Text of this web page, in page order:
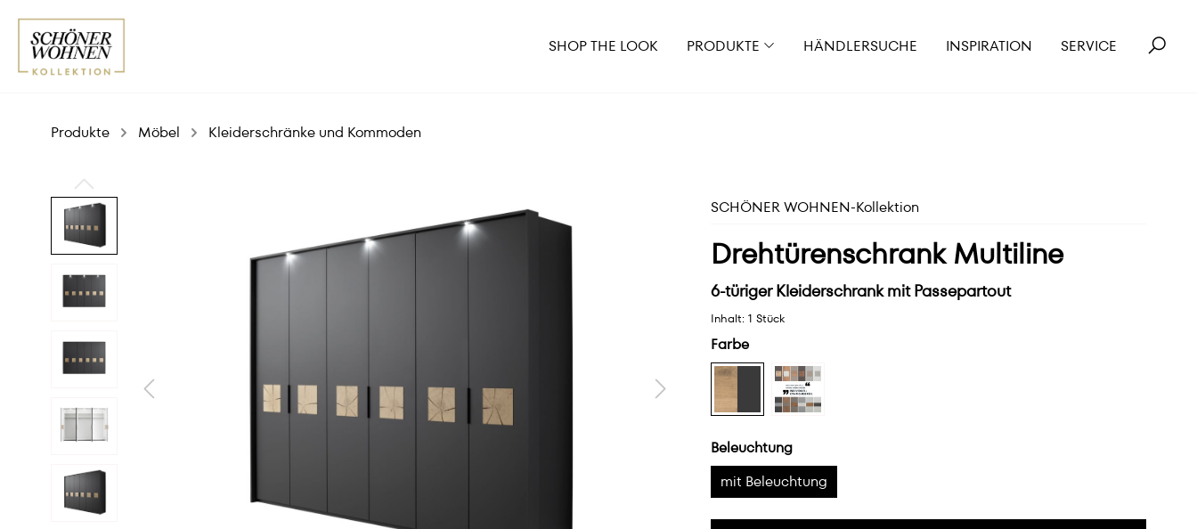
SHOP THE LOOK PRODUKTE HÄNDLERSUCHE INSPIRATION SERVICE
Produkte Möbel Kleiderschränke und Kommoden
SCHÖNER WOHNEN-Kollektion
Drehtürenschrank Multiline
6-türiger Kleiderschrank mit Passepartout
Inhalt: 1 Stück
Farbe
Beleuchtung
mit Beleuchtung